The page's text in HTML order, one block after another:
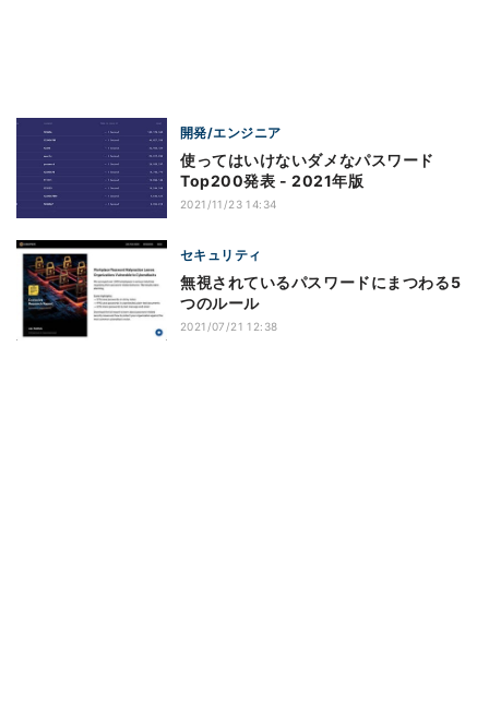
開発/エンジニア
使ってはいけないダメなパスワード
Top200発表 - 2021年版
2021/11/23 14:34
セキュリティ
無視されているパスワードにまつわる5
つのルール
2021/07/21 12:38